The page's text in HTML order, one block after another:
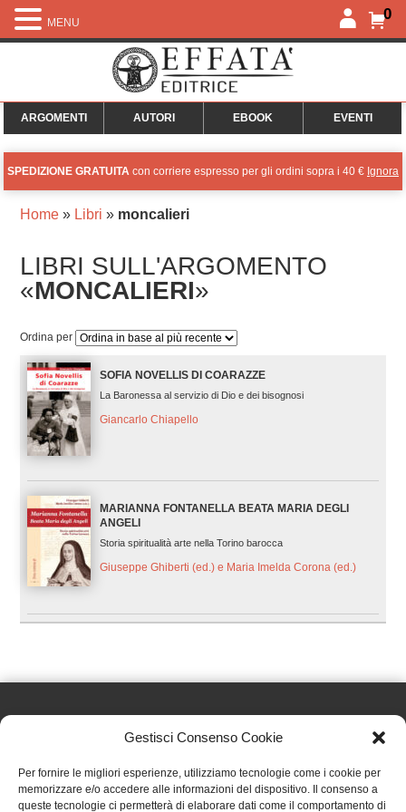
Gestisci Consenso Cookie
Per fornire le migliori esperienze, utilizziamo tecnologie come i cookie per
memorizzare e/o accedere alle informazioni del dispositivo. Il consenso a
queste tecnologie ci permetterà di elaborare dati come il comportamento di
0
ARGOMENTI AUTORI EBOOK EVENTI
SPEDIZIONE GRATUITA con corriere espresso per gli ordini sopra i 40 € Ignora
Home» Libri » moncalieri
LIBRI SULL'ARGOMENTO
«MONCALIERI»
Ordina per
SOFIA NOVELLIS DI COARAZZE
La Baronessa al servizio di Dio e dei bisognosi
Giancarlo Chiapello
MARIANNA FONTANELLA BEATA MARIA DEGLI
ANGELI
Storia spiritualità arte nella Torino barocca
Giuseppe Ghiberti (ed.) e Maria Imelda Corona (ed.)
Effatà Editrice di Pellegrino Paolo SAS
C.F. e P.IVA 09655250018
MENU